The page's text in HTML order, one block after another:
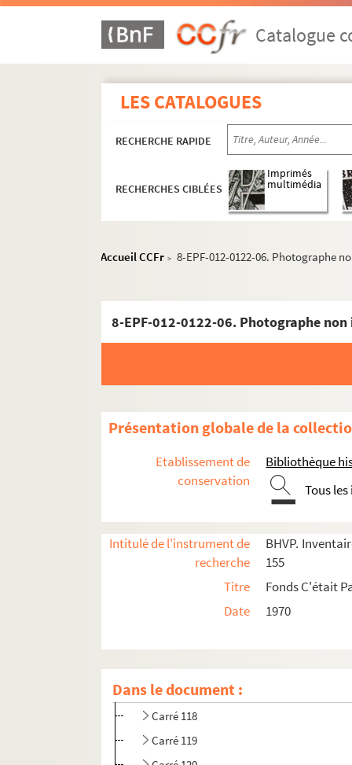
Catalogue
LES CATALOGUES
RECHERCHE RAPIDE
RECHERCHES CIBLÉES
Imprimés
multimédia
Accueil CCFr > 8-EPF-012-0122-06. Photographe
8-EPF-012-0122-06. Photographe
Présentation globale de la
Etablissement de
conservation
Bibliothèque
Tous
Intitulé de l'instrument de
recherche
BHVP.
155
Titre
Fonds C'était
Date
1970
Dans le document :
Carrés 10 à 28. 17earrondissement
Carrés 29 à 48. 17eet 18earrondissements
Carrés 89 à 108 : 18
et 19
arrondissements
4-EPF-012-1778-007. de Paris quadrillé
Carré 110
Carré 111
Carré 112
Carré 116
Carré 117
Carré 118
Carré 119